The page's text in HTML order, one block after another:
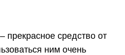
прекрасное средство от
ним очень